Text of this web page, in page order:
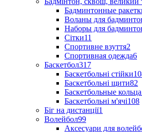
Бадминтонные
Воланы для
Наборы для
Сітки11
Спортивне взуття2
Спортивная одежда6
Баскетбол317
Баскетбольні стійки
Баскетбольні щити82
Баскетбольные кольца
Баскетбольні м'ячі108
Біг на дистанції1
Волейбол99
Аксесуари для